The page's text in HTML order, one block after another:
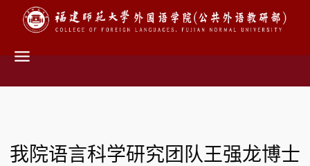
我院语言科学研究团队王强龙博士